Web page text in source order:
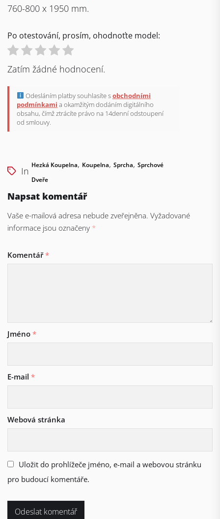
760-800 x 1950 mm.
Po otestování, prosím, ohodnoťte model:
Zatím žádné hodnocení.
Odesláním platby souhlasíte sobchodními
podmínkami a okamžitým dodáním digitálního
obsahu, čímž ztrácíte právo na 14denní odstoupení
od smlouvy.
In
Hezká Koupelna, Koupelna, Sprcha, Sprchové
Dveře
Napsat komentář
Vaše e-mailová adresa nebude zveřejněna. Vyžadované
informace jsou označeny *
Komentář*
Jméno *
E-mail *
Webová stránka
Uložit do prohlížeče jméno, e-mail a webovou stránku
pro budoucí komentáře.